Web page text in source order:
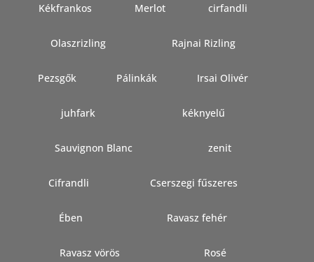
Kékfrankos Merlot cirfandli
Olaszrizling Rajnai Rizling
Pezsgők Pálinkák Irsai Olivér
juhfark kéknyelű
Sauvignon Blanc zenit
Cifrandli Cserszegi fűszeres
Ében Ravasz fehér
Ravasz vörös Rosé